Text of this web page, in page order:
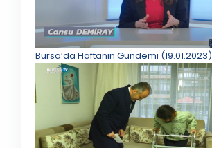
Bursa’da Haftanın Gündemi (19.01.2023)